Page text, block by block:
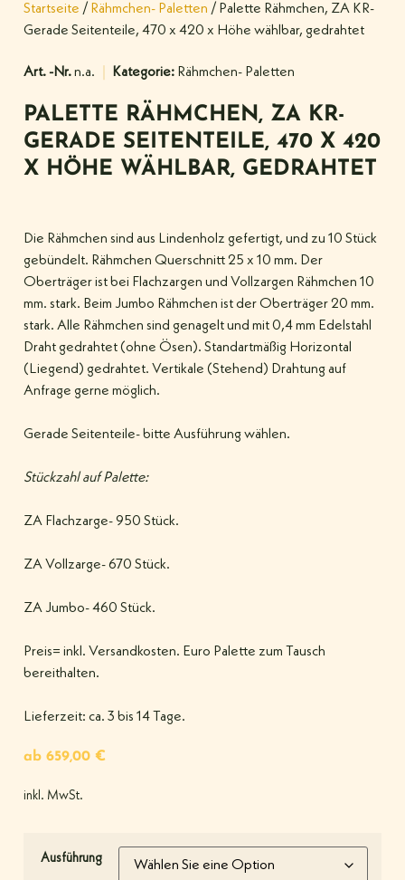
Startseite / Rähmchen- Paletten / Palette Rähmchen, ZA KR-
Gerade Seitenteile, 470 x 420 x Höhe wählbar, gedrahtet
Art. -Nr.n.a. Kategorie: Rähmchen- Paletten
PALETTE RÄHMCHEN, ZA KR-
GERADE SEITENTEILE, 470 X 420
X HÖHE WÄHLBAR, GEDRAHTET
Die Rähmchen sind aus Lindenholz gefertigt, und zu 10 Stück
gebündelt. Rähmchen Querschnitt 25 x 10 mm. Der
Oberträger ist bei Flachzargen und Vollzargen Rähmchen 10
mm. stark. Beim Jumbo Rähmchen ist der Oberträger 20 mm.
stark. Alle Rähmchen sind genagelt und mit 0,4 mm Edelstahl
Draht gedrahtet (ohne Ösen). Standartmäßig Horizontal
(Liegend) gedrahtet. Vertikale (Stehend) Drahtung auf
Anfrage gerne möglich.
Gerade Seitenteile- bitte Ausführung wählen.
Stückzahl auf Palette:
ZA Flachzarge- 950 Stück.
ZA Vollzarge- 670 Stück.
ZA Jumbo- 460 Stück.
Preis= inkl. Versandkosten. Euro Palette zum Tausch
bereithalten.
Lieferzeit: ca. 3 bis 14 Tage.
ab 659,00 €
inkl. MwSt.
Ausführung